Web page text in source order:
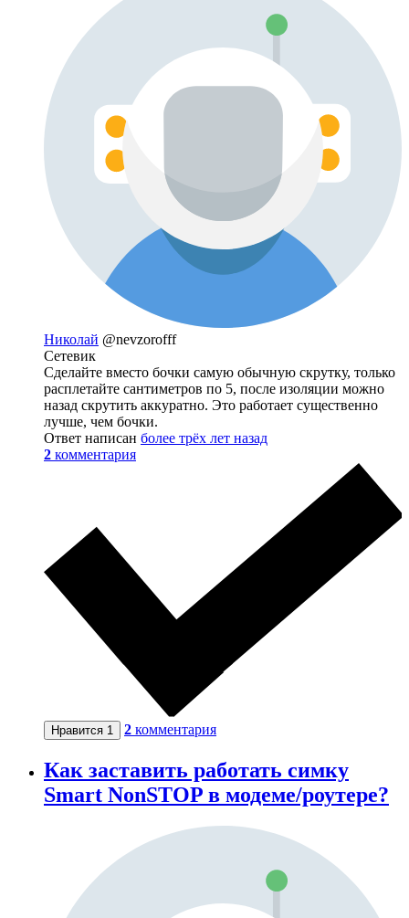
Николай @nevzorofff
Сетевик
Сделайте вместо бочки самую обычную скрутку, только
расплетайте сантиметров по 5, после изоляции можно
назад скрутить аккуратно. Это работает существенно
лучше, чем бочки.
Ответ написан более трёх лет назад
2 комментария
Нравится 1 2 комментария
Как заставить работать симку
Smart NonSTOP в модеме/роутере?